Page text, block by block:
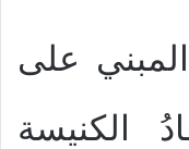
المبني على
الكنيسة